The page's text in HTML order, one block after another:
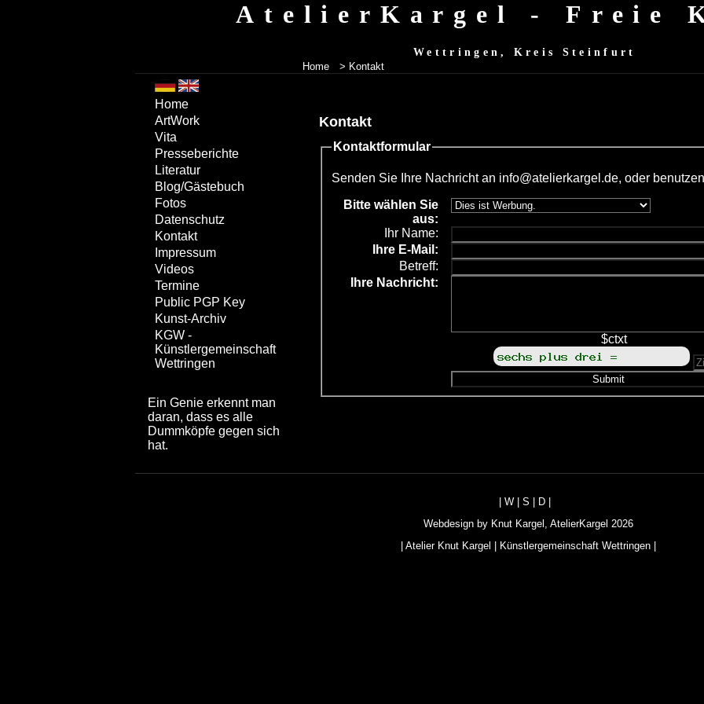
AtelierKargel - Freie
Wettringen, Kreis Steinfurt
Home > Kontakt
Kontakt
Kontaktformular
Senden Sie Ihre Nachricht an info@atelierkargel.de, oder
Bitte wählen Sie
aus:
Ihr Name:
Ihre E-Mail:
Betreff:
Ihre Nachricht:
$ctxt
Home
ArtWork
Vita
Presseberichte
Literatur
Blog/Gästebuch
Fotos
Datenschutz
Kontakt
Impressum
Videos
Termine
Public PGP Key
Kunst-Archiv
KGW -
Künstlergemeinschaft
Wettringen
Ein Genie erkennt man
daran, dass es alle
Dummköpfe gegen sich
hat.
W S D
Webdesign by Knut Kargel , AtelierKargel 2026
Atelier Knut Kargel Künstlergemeinschaft Wettringen|